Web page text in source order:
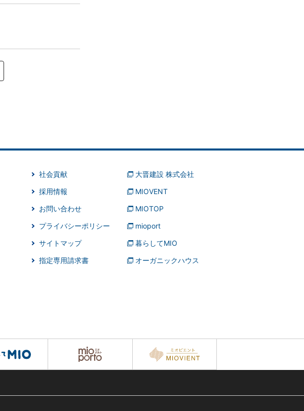
社会貢献
採用情報
お問い合わせ
プライバシーポリシー
サイトマップ
指定専用請求書
大晋建設 株式会社
MIOVENT
MIOTOP
mioport
暮らしてMIO
オーガニックハウス